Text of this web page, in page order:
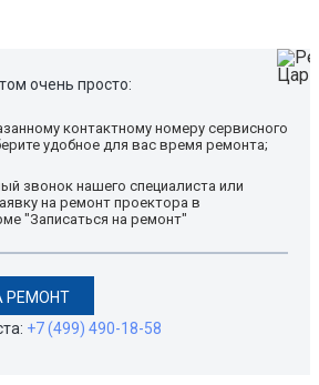
очень просто:
контактному номеру сервисного
удобное для вас время ремонта;
звонок нашего специалиста или
на ремонт проектора в
"Записаться на ремонт"
РЕМОНТ
+7 (499) 490-18-58